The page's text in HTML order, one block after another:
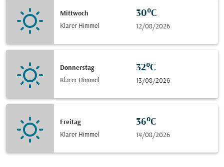
Mittwoch
Klarer Himmel
30°C
12/08/2026
Donnerstag
Klarer Himmel
32°C
13/08/2026
Freitag
Klarer Himmel
36°C
14/08/2026